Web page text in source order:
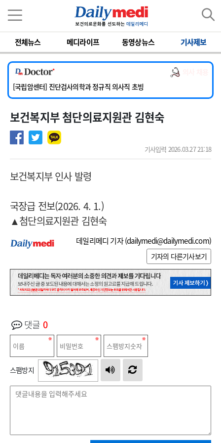
전체뉴스 메디라이프 동영상뉴스 기사제보
[서울아산병원] 2026년 하반기 인턴 모집
[명지병원] 하반기 전공의(인턴) 모집
[국립암센터] 진단검사의학과 정규직 의사직 초빙
[인제대학교해운대백병원] 치과 진료교수 모집 공고
[서울아산병원] 2026년 하반기 인턴 모집
[명지병원] 하반기 전공의(인턴) 모집
보건복지부 첨단의료지원관 김현숙
기사입력 2026.03.27 21:18
보건복지부 인사 발령
국장급 전보(2026. 4. 1.)
▲첨단의료지원관 김현숙
데일리메디 기자 (dailymedi@dailymedi.com)
기자의 다른기사보기
댓글 0
스팸방지